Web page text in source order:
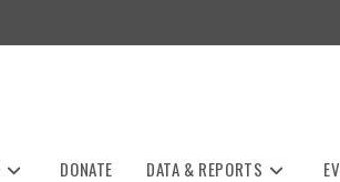
DONATE DATA & REPORTS